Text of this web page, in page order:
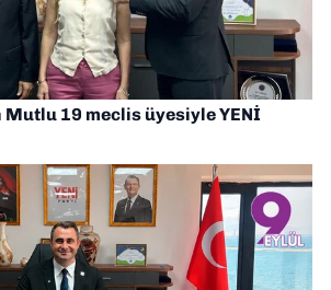
Mutlu 19 meclis üyesiyle YENİ